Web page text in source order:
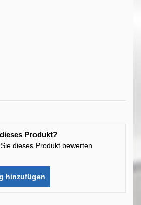
Produkt?
dieses Produkt bewerten
hinzufügen